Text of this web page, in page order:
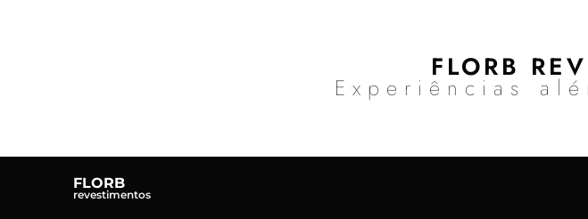
FLORB
Experiências
FLORB
revestimentos